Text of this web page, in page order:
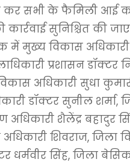
कर सभी के फैमिली आई
सुनिश्चित की
में मुख्य विकास अधिकारी
प्रशासन डॉक्टर
अधिकारी सुधा
डॉक्टर सुनील शर्मा,
शैलेंद्र बहादुर
शिवराज, जिला
धर्मवीर सिंह, जिला बेसिक